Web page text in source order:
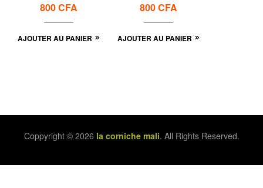
800CFA
AJOUTER AU PANIER
800CFA
AJOUTER AU PANIER
Coppyright © 2026 la corniche mali. All Rights Reserved.